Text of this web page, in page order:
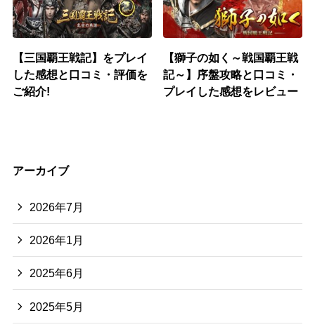
【三国覇王戦記】をプレイ
した感想と口コミ・評価を
ご紹介!
【獅子の如く～戦国覇王戦
記～】序盤攻略と口コミ・
プレイした感想をレビュー
アーカイブ
2026年7月
2026年1月
2025年6月
2025年5月